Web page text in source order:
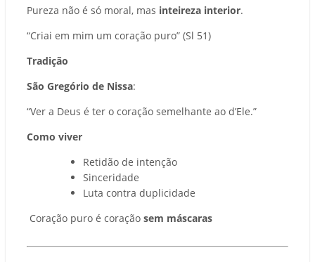
Pureza não é só moral, mas inteireza interior.
“Criai em mim um coração puro” (Sl 51)
Tradição
São Gregório de Nissa:
“Ver a Deus é ter o coração semelhante ao d’Ele.”
Como viver
Retidão de intenção
Sinceridade
Luta contra duplicidade
Coração puro é coração sem máscaras